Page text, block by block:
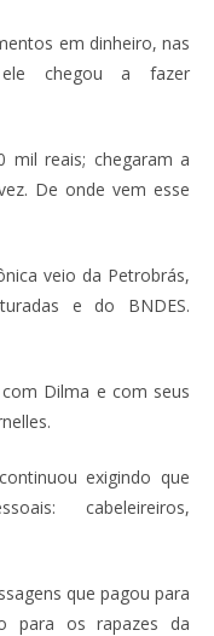
em dinheiro, nas
ele chegou a fazer
mil reais; chegaram a
De onde vem esse
veio da Petrobrás,
e do BNDES.
Dilma e com seus
exigindo que
cabeleireiros,
que pagou para
para os rapazes da